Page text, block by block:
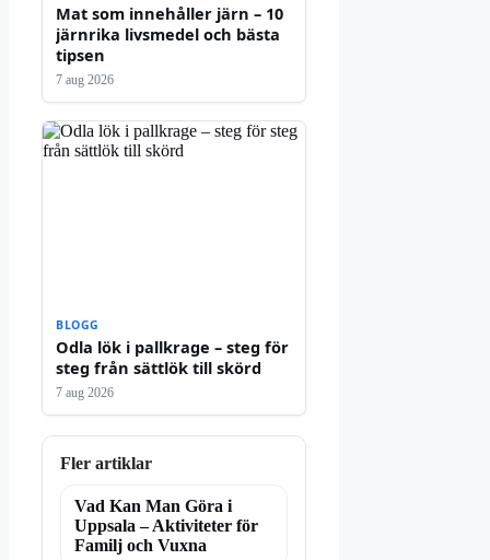
Mat som innehåller järn – 10
järnrika livsmedel och bästa
tipsen
7 aug 2026
BLOGG
Odla lök i pallkrage – steg för
steg från sättlök till skörd
7 aug 2026
Fler artiklar
Vad Kan Man Göra i
Uppsala – Aktiviteter för
Familj och Vuxna